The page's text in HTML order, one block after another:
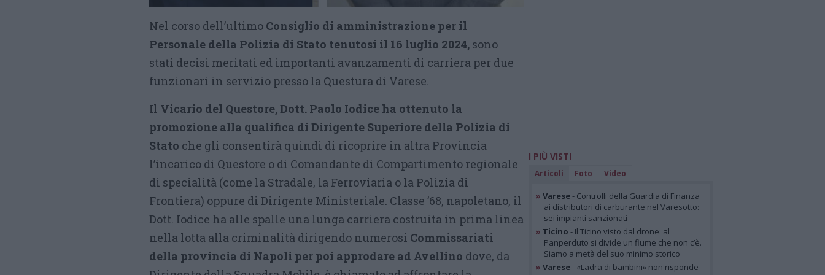
Nel corso dell’ultimo Consiglio di amministrazione per il
Personale della Polizia di Stato tenutosi il 16 luglio 2024, sono
stati decisi meritati ed importanti avanzamenti di carriera per due
funzionari in servizio presso la Questura di Varese.
Il Vicario del Questore, Dott. Paolo Iodice ha ottenuto la
promozione alla qualifica di Dirigente Superiore della Polizia di
Stato che gli consentirà quindi di ricoprire in altra Provincia
l’incarico di Questore o di Comandante di Compartimento regionale
di specialità (come la Stradale, la Ferroviaria o la Polizia di
Frontiera) oppure di Dirigente Ministeriale. Classe ’68, napoletano, il
Dott. Iodice ha alle spalle una lunga carriera costruita in prima linea
nella lotta alla criminalità dirigendo numerosi Commissariati
della provincia di Napoli per poi approdare ad Avellino dove, da
I PIÙ VISTI
Articoli Foto Video
» Varese- Controlli della Guardia di Finanza
ai distributori di carburante nel Varesotto:
sei impianti sanzionati
» Ticino - Il Ticino visto dal drone: al
Panperduto si divide un fiume che non c’è.
Siamo a metà del suo minimo storico
» Varese- «Ladra di bambini» non risponde